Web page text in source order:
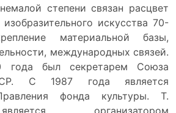
степени связан расцвет
искусства 70-
материальной базы,
международных связей.
был секретарем Союза
С 1987 года является
фонда культуры. Т.
организатором